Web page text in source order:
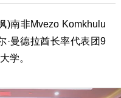
)南非Mvezo Komkhulu
·曼德拉酋长率代表团9
学。